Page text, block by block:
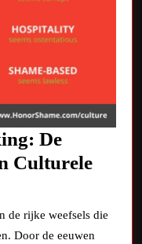
De
Culturele
de rijke weefsels die
Door de eeuwen